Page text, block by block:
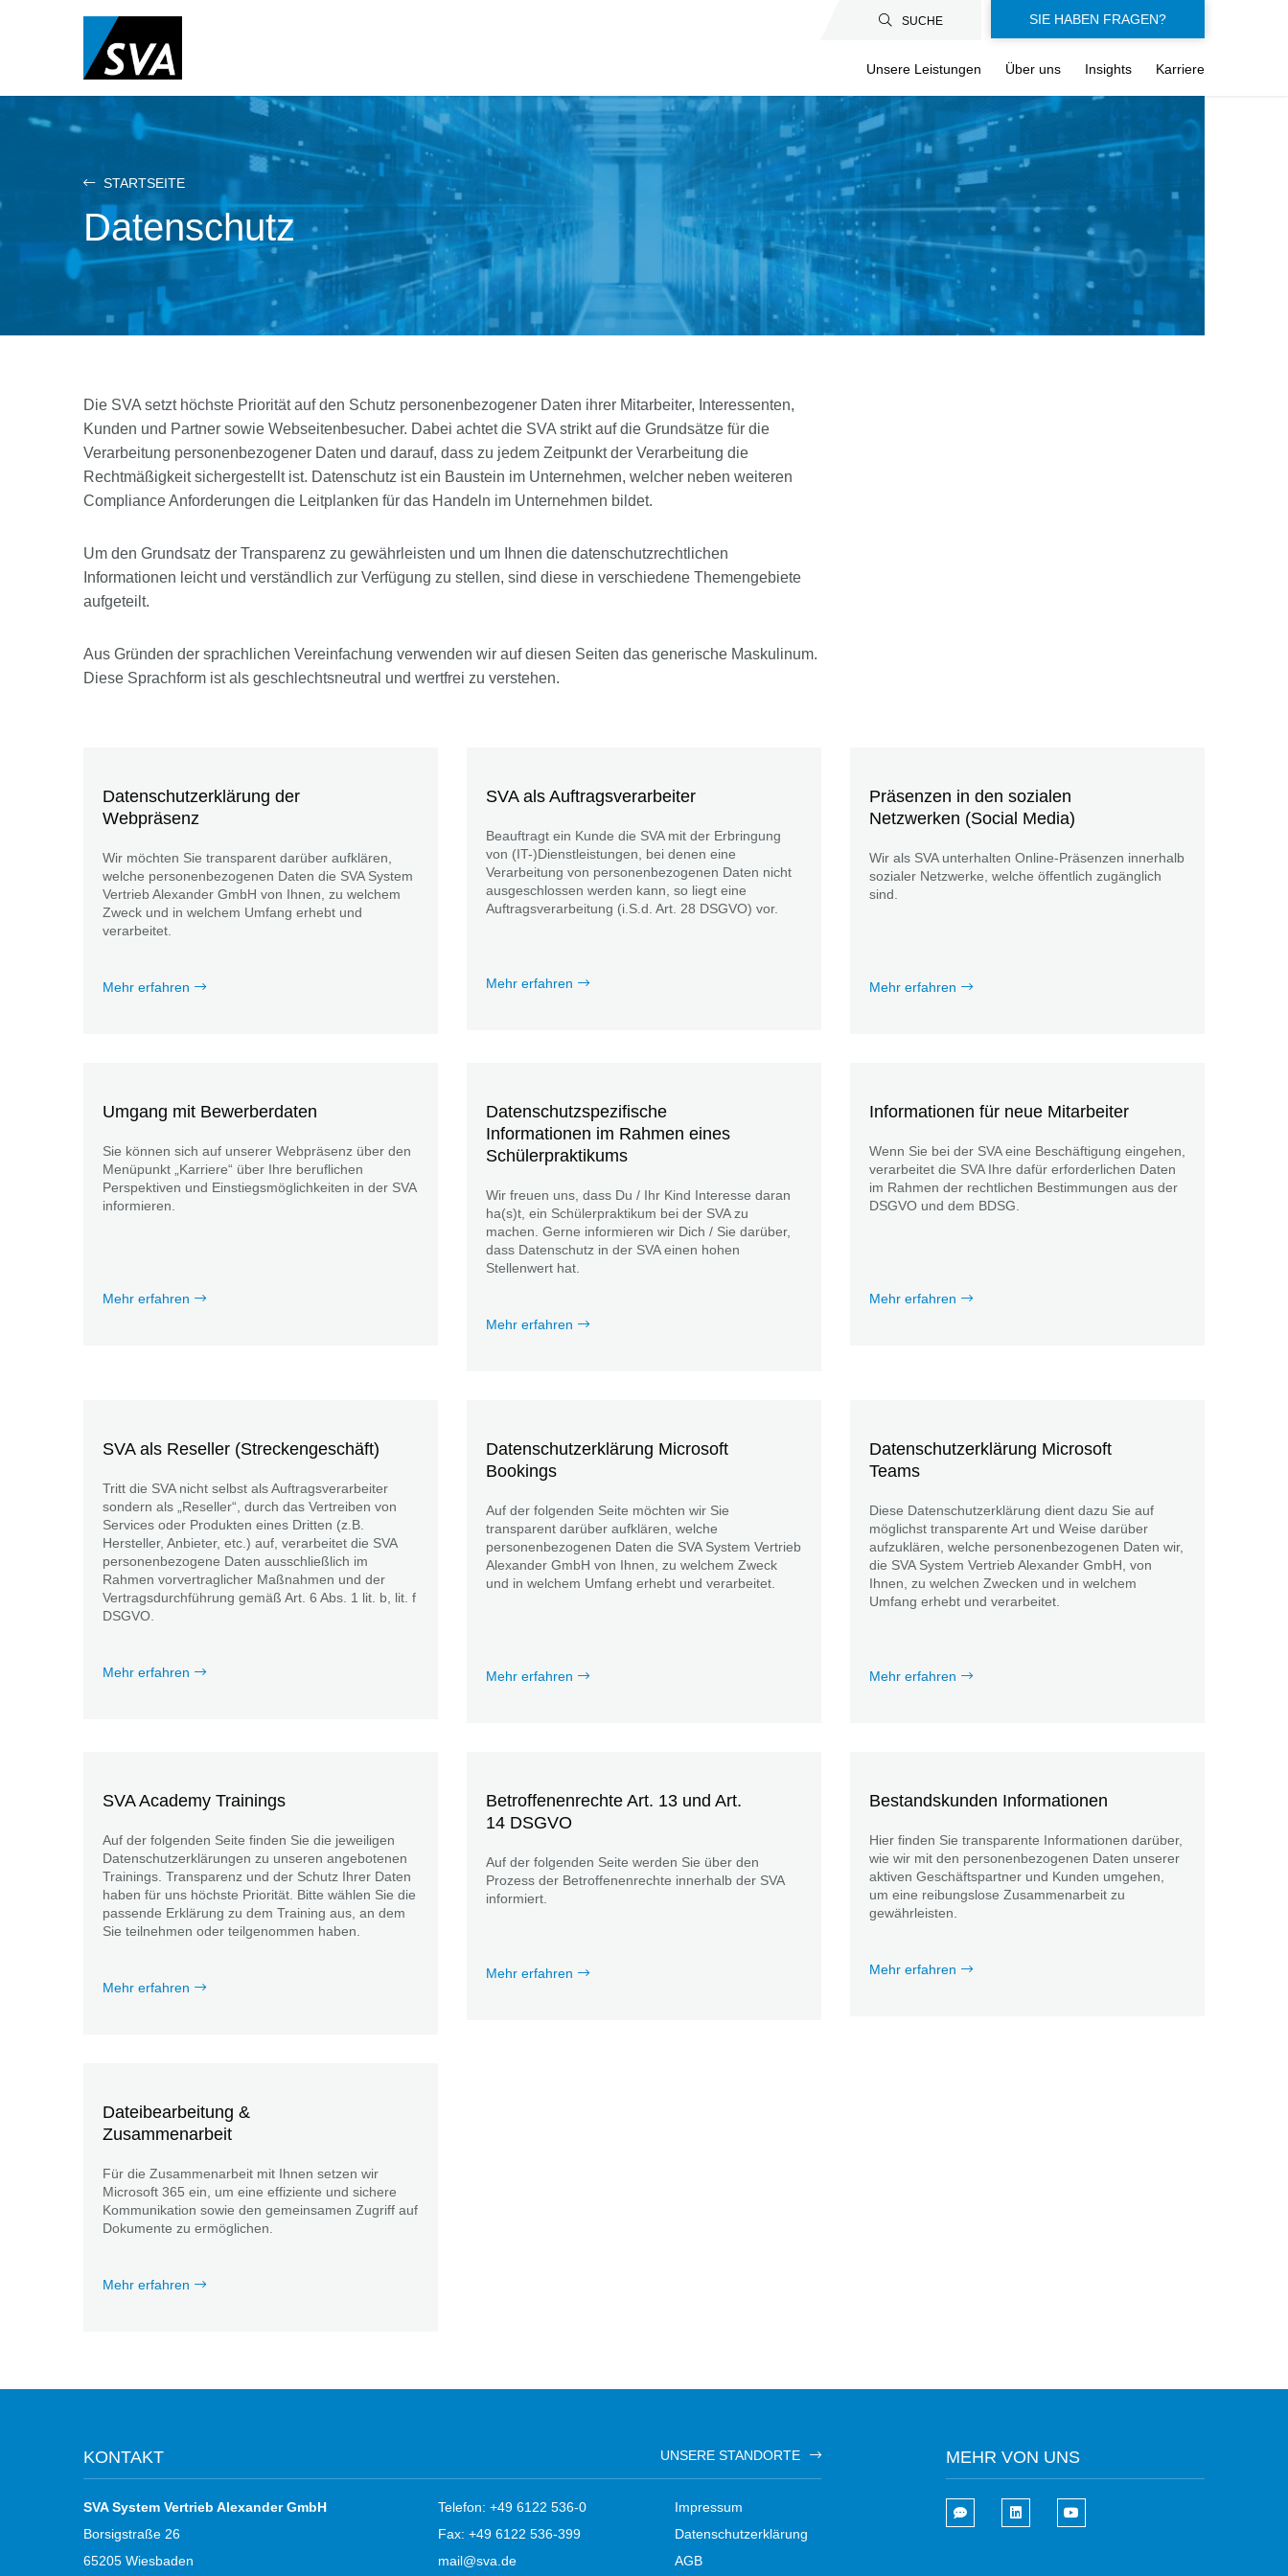
SUCHE SIE HABEN FRAGEN?
Unsere Leistungen Über uns Insights Karriere
STARTSEITE
Datenschutz
Die SVA setzt höchste Priorität auf den Schutz personenbezogener Daten ihrer Mitarbeiter, Interessenten,
Kunden und Partner sowie Webseitenbesucher. Dabei achtet die SVA strikt auf die Grundsätze für die
Verarbeitung personenbezogener Daten und darauf, dass zu jedem Zeitpunkt der Verarbeitung die
Rechtmäßigkeit sichergestellt ist. Datenschutz ist ein Baustein im Unternehmen, welcher neben weiteren
Compliance Anforderungen die Leitplanken für das Handeln im Unternehmen bildet.
Um den Grundsatz der Transparenz zu gewährleisten und um Ihnen die datenschutzrechtlichen
Informationen leicht und verständlich zur Verfügung zu stellen, sind diese in verschiedene Themengebiete
aufgeteilt.
Aus Gründen der sprachlichen Vereinfachung verwenden wir auf diesen Seiten das generische Maskulinum.
Diese Sprachform ist als geschlechtsneutral und wertfrei zu verstehen.
Datenschutzerklärung der
Webpräsenz
Wir möchten Sie transparent darüber aufklären,
welche personenbezogenen Daten die SVA System
Vertrieb Alexander GmbH von Ihnen, zu welchem
Zweck und in welchem Umfang erhebt und
verarbeitet.
Mehr erfahren
SVA als Auftragsverarbeiter
Beauftragt ein Kunde die SVA mit der Erbringung
von (IT-)Dienstleistungen, bei denen eine
Verarbeitung von personenbezogenen Daten nicht
ausgeschlossen werden kann, so liegt eine
Auftragsverarbeitung (i.S.d. Art. 28 DSGVO) vor.
Mehr erfahren
Präsenzen in den sozialen
Netzwerken (Social Media)
Wir als SVA unterhalten Online-Präsenzen innerhalb
sozialer Netzwerke, welche öffentlich zugänglich
sind.
Mehr erfahren
Umgang mit Bewerberdaten
Sie können sich auf unserer Webpräsenz über den
Menüpunkt „Karriere“ über Ihre beruflichen
Perspektiven und Einstiegsmöglichkeiten in der SVA
informieren.
Mehr erfahren
Datenschutzspezifische
Informationen im Rahmen eines
Schülerpraktikums
Wir freuen uns, dass Du / Ihr Kind Interesse daran
ha(s)t, ein Schülerpraktikum bei der SVA zu
machen. Gerne informieren wir Dich / Sie darüber,
dass Datenschutz in der SVA einen hohen
Stellenwert hat.
Mehr erfahren
Informationen für neue Mitarbeiter
Wenn Sie bei der SVA eine Beschäftigung eingehen,
verarbeitet die SVA Ihre dafür erforderlichen Daten
im Rahmen der rechtlichen Bestimmungen aus der
DSGVO und dem BDSG.
Mehr erfahren
SVA als Reseller (Streckengeschäft)
Tritt die SVA nicht selbst als Auftragsverarbeiter
sondern als „Reseller“, durch das Vertreiben von
Services oder Produkten eines Dritten (z.B.
Hersteller, Anbieter, etc.) auf, verarbeitet die SVA
personenbezogene Daten ausschließlich im
Rahmen vorvertraglicher Maßnahmen und der
Vertragsdurchführung gemäß Art. 6 Abs. 1 lit. b, lit. f
DSGVO.
Mehr erfahren
Datenschutzerklärung Microsoft
Bookings
Auf der folgenden Seite möchten wir Sie
transparent darüber aufklären, welche
personenbezogenen Daten die SVA System Vertrieb
Alexander GmbH von Ihnen, zu welchem Zweck
und in welchem Umfang erhebt und verarbeitet.
Mehr erfahren
Datenschutzerklärung Microsoft
Teams
Diese Datenschutzerklärung dient dazu Sie auf
möglichst transparente Art und Weise darüber
aufzuklären, welche personenbezogenen Daten wir,
die SVA System Vertrieb Alexander GmbH, von
Ihnen, zu welchen Zwecken und in welchem
Umfang erhebt und verarbeitet.
Mehr erfahren
SVA Academy Trainings
Auf der folgenden Seite finden Sie die jeweiligen
Datenschutzerklärungen zu unseren angebotenen
Trainings. Transparenz und der Schutz Ihrer Daten
haben für uns höchste Priorität. Bitte wählen Sie die
passende Erklärung zu dem Training aus, an dem
Sie teilnehmen oder teilgenommen haben.
Mehr erfahren
Betroffenenrechte Art. 13 und Art.
14 DSGVO
Auf der folgenden Seite werden Sie über den
Prozess der Betroffenenrechte innerhalb der SVA
informiert.
Mehr erfahren
Bestandskunden Informationen
Hier finden Sie transparente Informationen darüber,
wie wir mit den personenbezogenen Daten unserer
aktiven Geschäftspartner und Kunden umgehen,
um eine reibungslose Zusammenarbeit zu
gewährleisten.
Mehr erfahren
Dateibearbeitung &
Zusammenarbeit
Für die Zusammenarbeit mit Ihnen setzen wir
Microsoft 365 ein, um eine effiziente und sichere
Kommunikation sowie den gemeinsamen Zugriff auf
Dokumente zu ermöglichen.
Mehr erfahren
KONTAKT UNSERE STANDORTE
SVA System Vertrieb Alexander GmbH
Borsigstraße 26
65205 Wiesbaden
Telefon: +49 6122 536-0
Fax: +49 6122 536-399
mail@sva.de
Impressum
Datenschutzerklärung
AGB
MEHR VON UNS